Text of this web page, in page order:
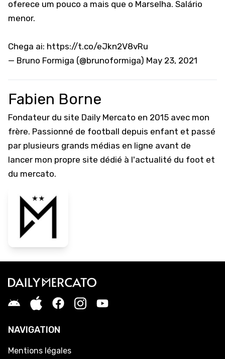
oferece um pouco a mais que o Marselha. Salário
menor.
Chega ai: https://t.co/eJkn2V8vRu
— Bruno Formiga (@brunoformiga) May 23, 2021
Fabien Borne
Fondateur du site Daily Mercato en 2015 avec mon
frère. Passionné de football depuis enfant et passé
par plusieurs grands médias en ligne avant de
lancer mon propre site dédié à l'actualité du foot et
du mercato.
NAVIGATION
Mentions légales